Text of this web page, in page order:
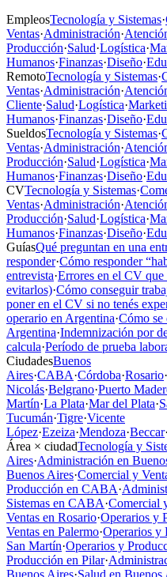
EmpleosTecnología y Sistemas·
Ventas·Administración·
Producción·Salud·Logística·
Humanos·Finanzas·Diseño·
RemotoTecnología y Sistemas·
Ventas·Administración·
Cliente·Salud·Logística·
Humanos·Finanzas·Diseño·
SueldosTecnología y Sistemas·
Ventas·Administración·
Producción·Salud·Logística·
Humanos·Finanzas·Diseño·
CVTecnología y Sistemas·
Ventas·Administración·
Producción·Salud·Logística·
Humanos·Finanzas·Diseño·
GuíasQué preguntan en una
responder·Cómo responder
entrevista·Errores en el CV
evitarlos)·Cómo conseguir
poner en el CV si no tenés
operario en Argentina·Cómo se
Argentina·Indemnización por
calcula·Período de prueba
CiudadesBuenos
Aires·CABA·Córdoba·Rosario·
Nicolás·Belgrano·Puerto
Martín·La Plata·Mar del Plata·
Tucumán·Tigre·Vicente
López·Ezeiza·Mendoza·Beccar·
Área × ciudadTecnología y
Aires·Administración en
Buenos Aires·Comercial y
Producción en CABA·
Sistemas en CABA·Comercial
Ventas en Rosario·Operarios y
Ventas en Palermo·Operarios y
San Martín·Operarios y
Producción en Pilar·
Buenos Aires·Salud en Buenos